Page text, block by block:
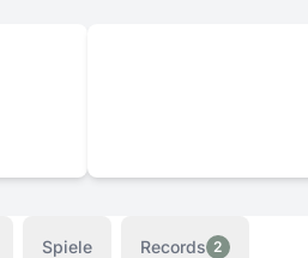
Spiele Records 2